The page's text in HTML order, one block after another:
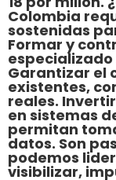
Colombia
sostenidas
Formar y
Garantizar el
existentes,
reales.
en sistemas
permitan
datos. Son
podemos
visibilizar,